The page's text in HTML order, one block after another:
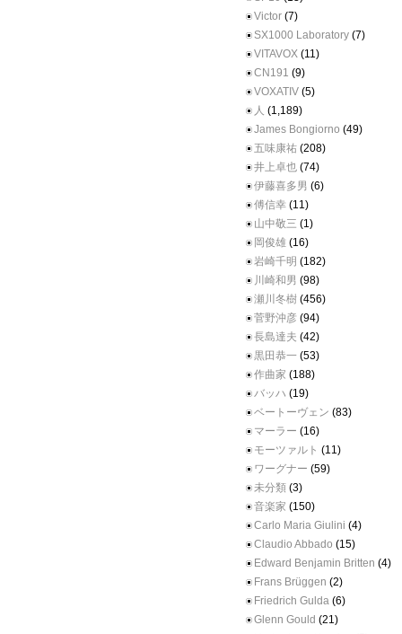
Victor (7)
SX1000 Laboratory (7)
VITAVOX (11)
CN191 (9)
VOXATIV (5)
人 (1,189)
James Bongiorno (49)
五味康祐 (208)
井上卓也 (74)
伊藤喜多男 (6)
傅信幸 (11)
山中敬三 (1)
岡俊雄 (16)
岩崎千明 (182)
川崎和男 (98)
瀬川冬樹 (456)
菅野沖彦 (94)
長島達夫 (42)
黒田恭一 (53)
作曲家 (188)
バッハ (19)
ベートーヴェン (83)
マーラー (16)
モーツァルト (11)
ワーグナー (59)
未分類 (3)
音楽家 (150)
Carlo Maria Giulini (4)
Claudio Abbado (15)
Edward Benjamin Britten (4)
Frans Brüggen (2)
Friedrich Gulda (6)
Glenn Gould (21)